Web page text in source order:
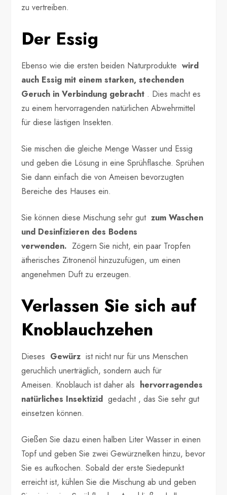
zu vertreiben.
Der Essig
Ebenso wie die ersten beiden Naturprodukte wird
auch Essig mit einem starken, stechenden
Geruch in Verbindung gebracht . Dies macht es
zu einem hervorragenden natürlichen Abwehrmittel
für diese lästigen Insekten.
Sie mischen die gleiche Menge Wasser und Essig
und geben die Lösung in eine Sprühflasche. Sprühen
Sie dann einfach die von Ameisen bevorzugten
Bereiche des Hauses ein.
Sie können diese Mischung sehr gutzum Waschen
und Desinfizieren des Bodens
verwenden. Zögern Sie nicht, ein paar Tropfen
ätherisches Zitronenöl hinzuzufügen, um einen
angenehmen Duft zu erzeugen.
Verlassen Sie sich auf
Knoblauchzehen
Dieses Gewürz ist nicht nur für uns Menschen
geruchlich unerträglich, sondern auch für
Ameisen. Knoblauch ist daher als hervorragendes
natürliches Insektizid gedacht , das Sie sehr gut
einsetzen können.
Gießen Sie dazu einen halben Liter Wasser in einen
Topf und geben Sie zwei Gewürznelken hinzu, bevor
Sie es aufkochen. Sobald der erste Siedepunkt
erreicht ist, kühlen Sie die Mischung ab und geben